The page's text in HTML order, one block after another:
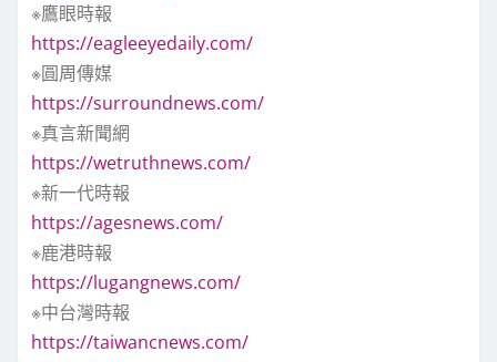
※鷹眼時報
https://eagleeyedaily.com/
※圓周傳媒
https://surroundnews.com/
※真言新聞網
https://wetruthnews.com/
※新一代時報
https://agesnews.com/
※鹿港時報
https://lugangnews.com/
※中台灣時報
https://taiwancnews.com/